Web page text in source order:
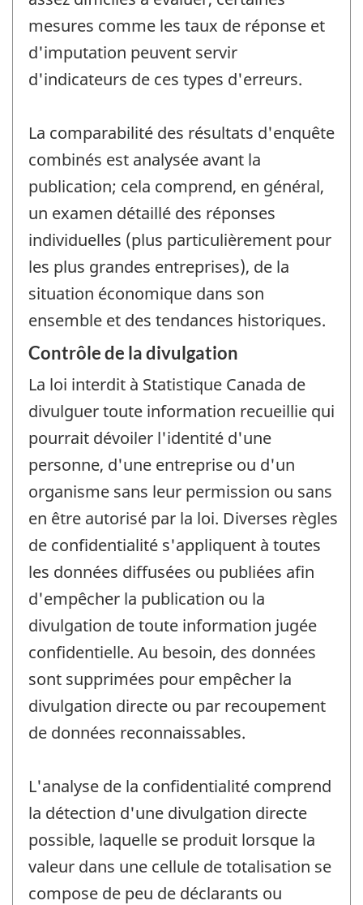
mesures comme les taux de réponse et
d'imputation peuvent servir
d'indicateurs de ces types d'erreurs.
La comparabilité des résultats d'enquête
combinés est analysée avant la
publication; cela comprend, en général,
un examen détaillé des réponses
individuelles (plus particulièrement pour
les plus grandes entreprises), de la
situation économique dans son
ensemble et des tendances historiques.
Contrôle de la divulgation
La loi interdit à Statistique Canada de
divulguer toute information recueillie qui
pourrait dévoiler l'identité d'une
personne, d'une entreprise ou d'un
organisme sans leur permission ou sans
en être autorisé par la loi. Diverses règles
de confidentialité s'appliquent à toutes
les données diffusées ou publiées afin
d'empêcher la publication ou la
divulgation de toute information jugée
confidentielle. Au besoin, des données
sont supprimées pour empêcher la
divulgation directe ou par recoupement
de données reconnaissables.
L'analyse de la confidentialité comprend
la détection d'une divulgation directe
possible, laquelle se produit lorsque la
valeur dans une cellule de totalisation se
compose de peu de déclarants ou